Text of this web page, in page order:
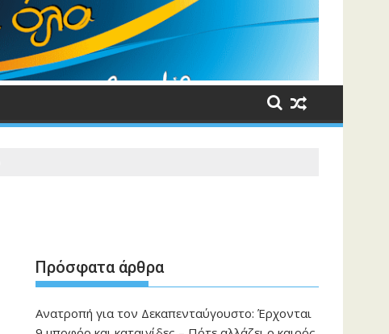
Πρόσφατα άρθρα
Ανατροπή για τον Δεκαπενταύγουστο: Έρχονται